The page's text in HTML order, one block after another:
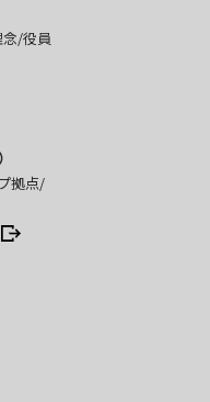
念/役員
拠点/